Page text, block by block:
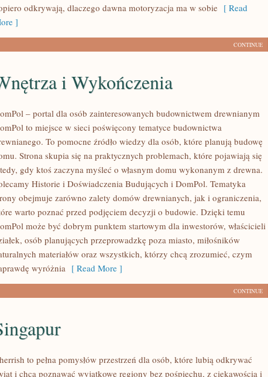
odkrywają, dlaczego dawna motoryzacja ma w sobie [ Read
]
CONTINUE
i Wykończenia
– portal dla osób zainteresowanych budownictwem drewnianym
to miejsce w sieci poświęcony tematyce budownictwa
To pomocne źródło wiedzy dla osób, które planują budowę
Strona skupia się na praktycznych problemach, które pojawiają się
gdy ktoś zaczyna myśleć o własnym domu wykonanym z drewna.
Historie i Doświadczenia Budujących i DomPol. Tematyka
obejmuje zarówno zalety domów drewnianych, jak i ograniczenia,
warto poznać przed podjęciem decyzji o budowie. Dzięki temu
może być dobrym punktem startowym dla inwestorów, właścicieli
osób planujących przeprowadzkę poza miasto, miłośników
materiałów oraz wszystkich, którzy chcą zrozumieć, czym
wyróżnia [ Read More ]
CONTINUE
to pełna pomysłów przestrzeń dla osób, które lubią odkrywać
i chcą poznawać wyjątkowe regiony bez pośpiechu, z ciekawością i